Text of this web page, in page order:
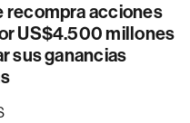
recompra acciones
US$4.500 millones
sus ganancias